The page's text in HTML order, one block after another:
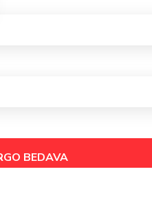
BEDAVA